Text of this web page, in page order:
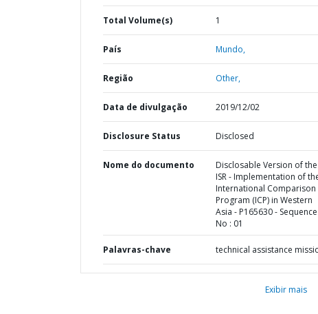
Total Volume(s) 1
País Mundo,
Região Other,
Data de divulgação 2019/12/02
Disclosure Status Disclosed
Nome do documento
Disclosable Version of the
ISR - Implementation of
International Comparison
Program (ICP) in Western
Asia - P165630 - Sequence
No : 01
Palavras-chave technical assistance
Exibir mais